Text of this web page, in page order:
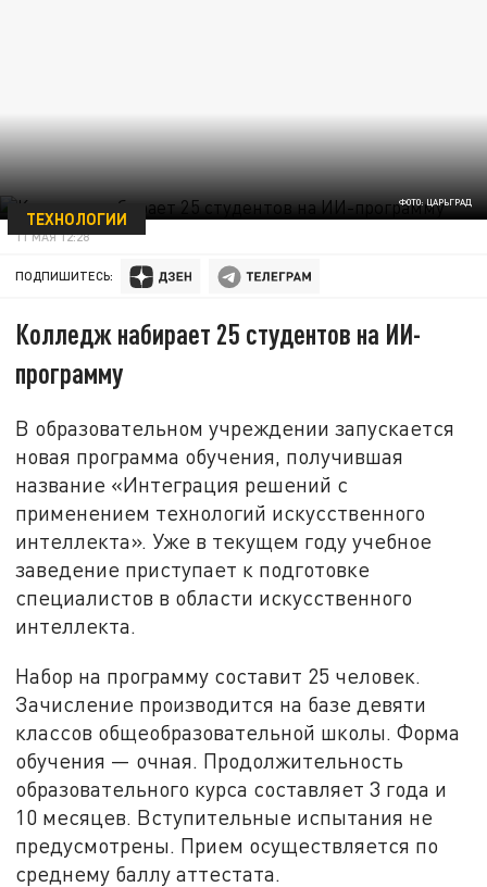
ФОТО: ЦАРЬГРАД
ТЕХНОЛОГИИ
11 МАЯ 12:28
ПОДПИШИТЕСЬ:
Колледж набирает 25 студентов на ИИ-
программу
В образовательном учреждении запускается
новая программа обучения, получившая
название «Интеграция решений с
применением технологий искусственного
интеллекта». Уже в текущем году учебное
заведение приступает к подготовке
специалистов в области искусственного
интеллекта.
Набор на программу составит 25 человек.
Зачисление производится на базе девяти
классов общеобразовательной школы. Форма
обучения — очная. Продолжительность
образовательного курса составляет 3 года и
10 месяцев. Вступительные испытания не
предусмотрены. Прием осуществляется по
среднему баллу аттестата.